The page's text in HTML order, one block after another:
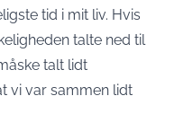
tid i mit liv. Hvis
talte ned til
talt lidt
vi var sammen lidt